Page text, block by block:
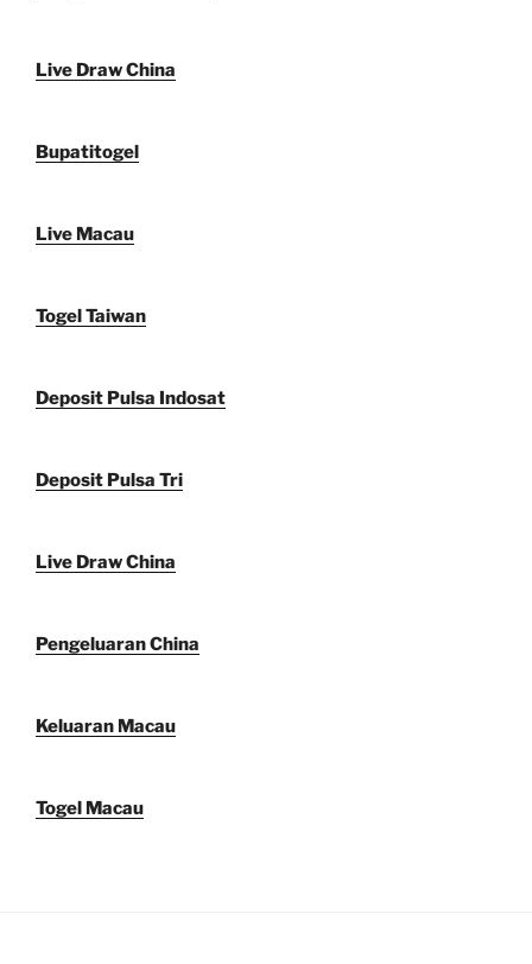
Live Draw China
Bupatitogel
Live Macau
Togel Taiwan
Deposit Pulsa Indosat
Deposit Pulsa Tri
Live Draw China
Pengeluaran China
Keluaran Macau
Togel Macau